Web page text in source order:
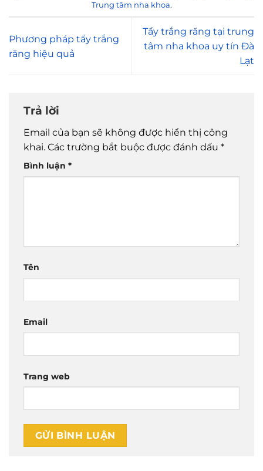
Trung tâm nha khoa.
Phương pháp tẩy trắng
răng hiệu quả
Tẩy trắng răng tại trung
tâm nha khoa uy tín Đà
Lạt
Trả lời
Email của bạn sẽ không được hiển thị công
khai. Các trường bắt buộc được đánh dấu *
Bình luận *
Tên
Email
Trang web